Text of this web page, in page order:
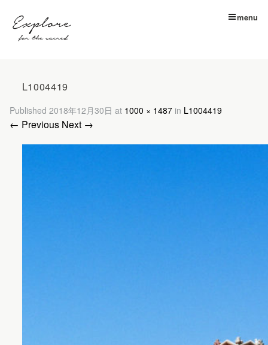
menu
L1004419
Published 2018年12月30日 at 1000 × 1487 in L1004419
← Previous Next →